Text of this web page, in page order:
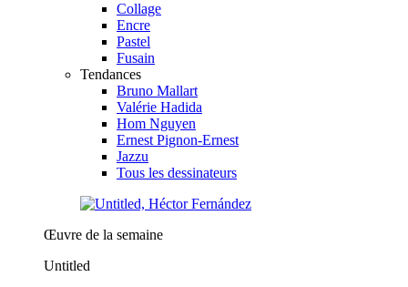
Collage
Encre
Pastel
Fusain
Tendances
Bruno Mallart
Valérie Hadida
Hom Nguyen
Ernest Pignon-Ernest
Jazzu
Tous les dessinateurs
Œuvre de la semaine
Untitled